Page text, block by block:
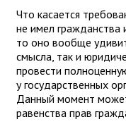
Что касается
не имел гражданства
то оно вообще
смысла, так и
провести
у государственных
Данный момент
равенства прав